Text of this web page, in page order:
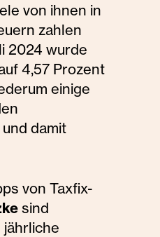
von ihnen in
zahlen
2024 wurde
4,57 Prozent
einige
damit
von Taxfix-
sind